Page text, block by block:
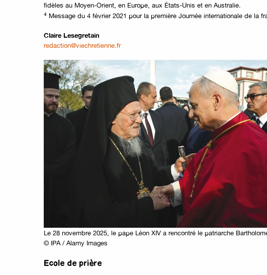
fidèles au Moyen-Orient, en Europe, aux États-Unis et en Australie.
⁴ Message du 4 février 2021 pour la première Journée internationale de la
Claire Lesegretain
redaction@viechretienne.fr
Le 28 novembre 2025, le pape Léon XIV a rencontré le patriarche
© IPA / Alamy Images
Ecole de prière